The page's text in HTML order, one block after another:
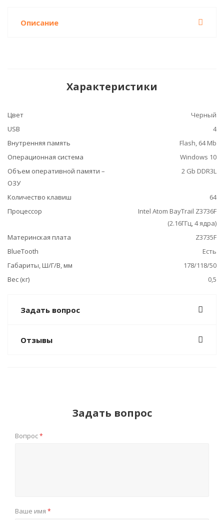
Описание
Характеристики
Цвет
Черный
USB
4
Внутренняя память
Flash, 64 Mb
Операционная система
Windows 10
Объем оперативной памяти –
ОЗУ
2 Gb DDR3L
Количество клавиш
64
Процессор
Intel Atom BayTrail Z3736F
(2.16ГГц, 4 ядра)
Материнская плата
Z3735F
BlueTooth
Есть
Габариты, Ш/Г/В, мм
178/118/50
Вес (кг)
0,5
Задать вопрос
Отзывы
Задать вопрос
Вопрос*
Ваше имя *